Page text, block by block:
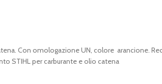
Con omologazione UN, colore arancione.
STIHL per carburante e olio catena